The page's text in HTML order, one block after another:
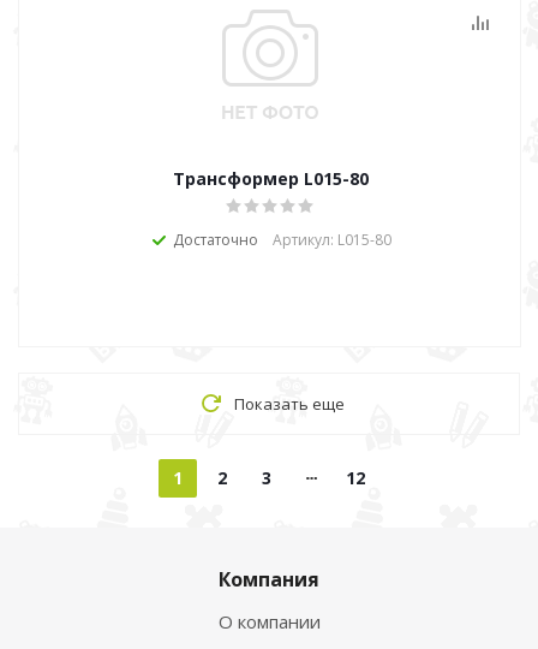
Трансформер L015-80
Достаточно Артикул: L015-80
Показать еще
1 2 3 12
Компания
О компании